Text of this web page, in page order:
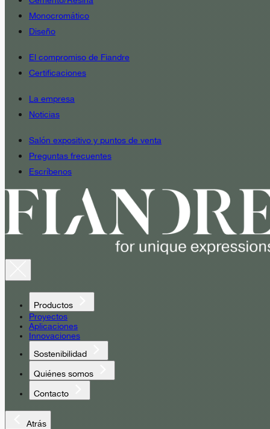
Monocromático
Diseño
El compromiso de Fiandre
Certificaciones
La empresa
Noticias
Salón expositivo y puntos de venta
Preguntas frecuentes
Escríbenos
Productos
Proyectos
Aplicaciones
Innovaciones
Sostenibilidad
Quiénes somos
Contacto
Atrás